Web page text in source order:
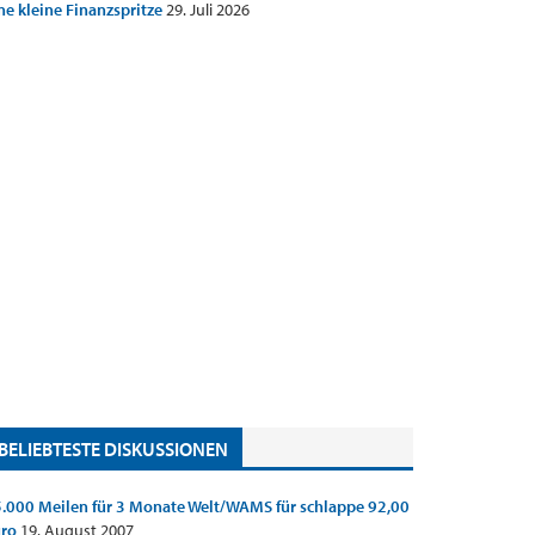
kleine Finanzspritze29. Juli 2026
BELIEBTESTE DISKUSSIONEN
Meilen für 3 Monate Welt/WAMS für schlappe 92,00
19. August 2007